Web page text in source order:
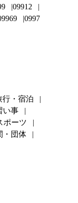
09912
0997
行・宿泊
い事
ポーツ
・団体